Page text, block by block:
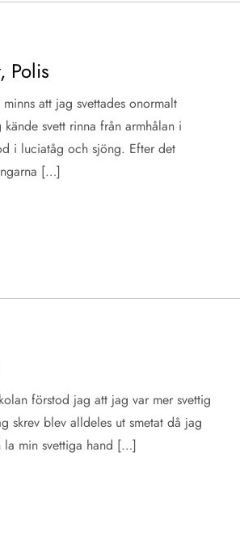
Polis
att jag svettades onormalt
svett rinna från armhålan i
i luciatåg och sjöng. Efter det
[…]
förstod jag att jag var mer svettig
skrev blev alldeles ut smetat då jag
la min svettiga hand […]